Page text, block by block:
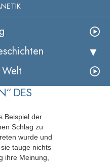
DES
Beispiel der
Schlag zu
wurde und
tauge nichts
ihre Meinung,